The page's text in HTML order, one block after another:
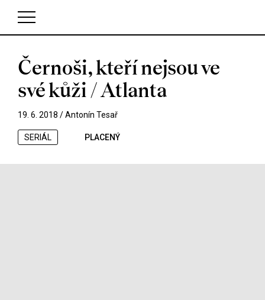
V košíku zatím nemáte žádné položky.
Černoši, kteří nejsou ve
své kůži / Atlanta
19. 6. 2018 /Antonín Tesař
SERIÁL PLACENÝ